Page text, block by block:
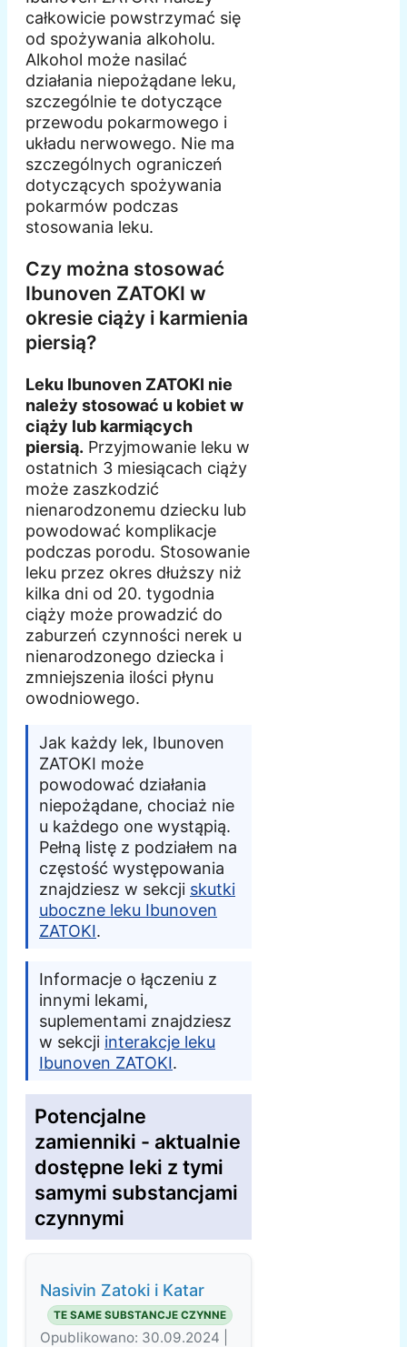
całkowicie powstrzymać się
od spożywania alkoholu.
Alkohol może nasilać
działania niepożądane leku,
szczególnie te dotyczące
przewodu pokarmowego i
układu nerwowego. Nie ma
szczególnych ograniczeń
dotyczących spożywania
pokarmów podczas
stosowania leku.
Czy można stosować
Ibunoven ZATOKI w
okresie ciąży i karmienia
piersią?
Leku Ibunoven ZATOKI nie
należy stosować u kobiet w
ciąży lub karmiących
piersią. Przyjmowanie leku w
ostatnich 3 miesiącach ciąży
może zaszkodzić
nienarodzonemu dziecku lub
powodować komplikacje
podczas porodu. Stosowanie
leku przez okres dłuższy niż
kilka dni od 20. tygodnia
ciąży może prowadzić do
zaburzeń czynności nerek u
nienarodzonego dziecka i
zmniejszenia ilości płynu
owodniowego.
Jak każdy lek, Ibunoven
ZATOKI może
powodować działania
niepożądane, chociaż nie
u każdego one wystąpią.
Pełną listę z podziałem na
częstość występowania
znajdziesz w sekcji skutki
uboczne leku Ibunoven
ZATOKI.
Informacje o łączeniu z
innymi lekami,
suplementami znajdziesz
w sekcji interakcje leku
Ibunoven ZATOKI.
Potencjalne
zamienniki - aktualnie
dostępne leki z tymi
samymi substancjami
czynnymi
Nasivin Zatoki i Katar
TE SAME SUBSTANCJE CZYNNE
Opublikowano: 30.09.2024 |